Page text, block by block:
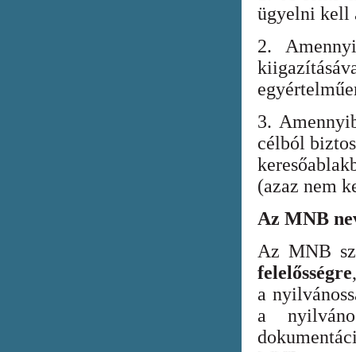
ügyelni kell
2.
3.
célból
(azaz nem
Az MNB
Az MNB
felelősségre
a
a